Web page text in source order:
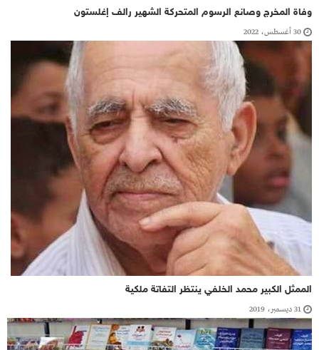
وفاة المخرج وصانع الرسوم المتحركة الشهير رالف إغلستون
30 أغسطس، 2022
الممثل الكبير محمد الخلفي ينتظر التفاتة ملكية
31 ديسمبر، 2019